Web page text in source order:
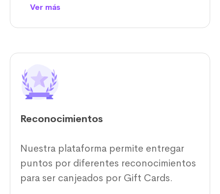
Ver más
Reconocimientos
Nuestra plataforma permite entregar
puntos por diferentes reconocimientos
para ser canjeados por Gift Cards.